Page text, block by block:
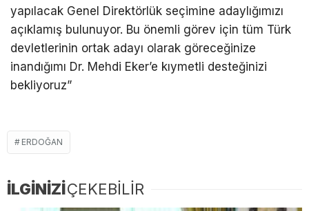
yapılacak Genel Direktörlük seçimine adaylığımızı
açıklamış bulunuyor. Bu önemli görev için tüm Türk
devletlerinin ortak adayı olarak göreceğinize
inandığımı Dr. Mehdi Eker’e kıymetli desteğinizi
bekliyoruz”
ERDOĞAN
İLGİNİZİÇEKEBİLİR